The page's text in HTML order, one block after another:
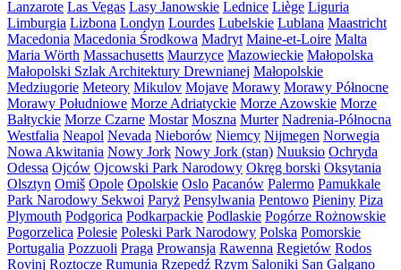
Lanzarote Las Vegas Lasy Janowskie Lednice Liège Liguria
Limburgia Lizbona Londyn Lourdes Lubelskie Lublana Maastricht
Macedonia Macedonia Środkowa Madryt Maine-et-Loire Malta
Maria Wörth Massachusetts Maurzyce Mazowieckie Małopolska
Małopolski Szlak Architektury Drewnianej Małopolskie
Medziugorie Meteory Mikulov Mojave Morawy Morawy Północne
Morawy Południowe Morze Adriatyckie Morze Azowskie Morze
Bałtyckie Morze Czarne Mostar Moszna Murter Nadrenia-Północna
Westfalia Neapol Nevada Nieborów Niemcy Nijmegen Norwegia
Nowa Akwitania Nowy Jork Nowy Jork (stan) Nuuksio Ochryda
Odessa Ojców Ojcowski Park Narodowy Okręg borski Oksytania
Olsztyn Omiš Opole Opolskie Oslo Pacanów Palermo Pamukkale
Park Narodowy Sekwoi Paryż Pensylwania Pentowo Pieniny Piza
Plymouth Podgorica Podkarpackie Podlaskie Pogórze Rożnowskie
Pogorzelica Polesie Poleski Park Narodowy Polska Pomorskie
Portugalia Pozzuoli Praga Prowansja Rawenna Regietów Rodos
Rovinj Roztocze Rumunia Rzepedź Rzym Saloniki San Galgano